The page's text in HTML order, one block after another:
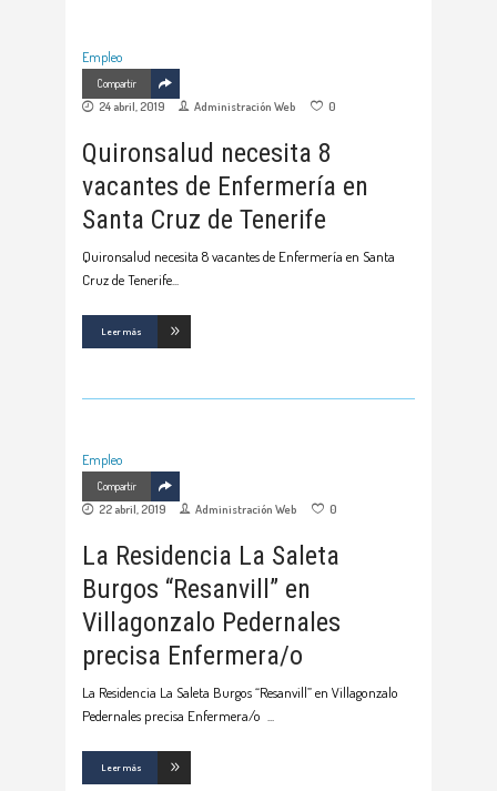
Empleo
Compartir
24 abril, 2019 Administración Web 0
Quironsalud necesita 8
vacantes de Enfermería en
Santa Cruz de Tenerife
Quironsalud necesita 8 vacantes de Enfermería en Santa
Cruz de Tenerife
Leer más
Empleo
Compartir
22 abril, 2019 Administración Web 0
La Residencia La Saleta
Burgos “Resanvill” en
Villagonzalo Pedernales
precisa Enfermera/o
La Residencia La Saleta Burgos “Resanvill” en Villagonzalo
Pedernales precisa Enfermera/o
Leer más